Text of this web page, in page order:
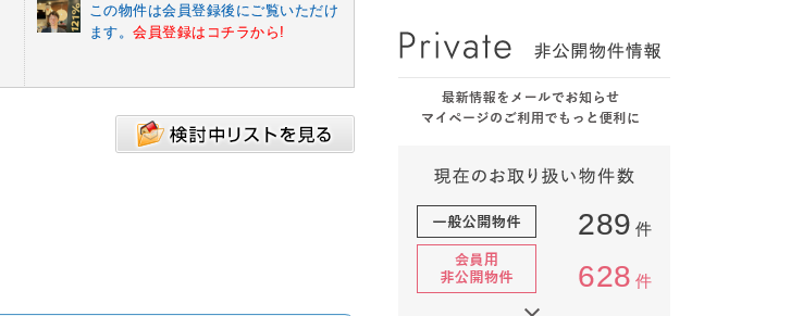
この物件は会員登録後にご覧いただけ
ます。会員登録はコチラから!
289 件
628 件